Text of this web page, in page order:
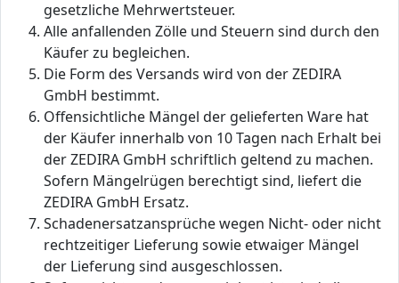
gesetzliche Mehrwertsteuer.
Alle anfallenden Zölle und Steuern sind durch den
Käufer zu begleichen.
Die Form des Versands wird von der ZEDIRA
GmbH bestimmt.
Offensichtliche Mängel der gelieferten Ware hat
der Käufer innerhalb von 10 Tagen nach Erhalt bei
der ZEDIRA GmbH schriftlich geltend zu machen.
Sofern Mängelrügen berechtigt sind, liefert die
ZEDIRA GmbH Ersatz.
Schadenersatzansprüche wegen Nicht- oder nicht
rechtzeitiger Lieferung sowie etwaiger Mängel
der Lieferung sind ausgeschlossen.